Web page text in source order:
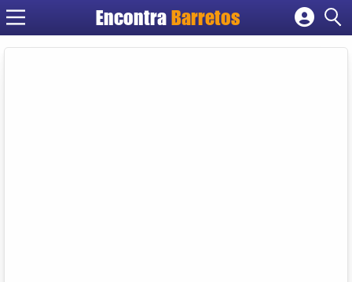
Encontra Barretos
Cadastrar empresa